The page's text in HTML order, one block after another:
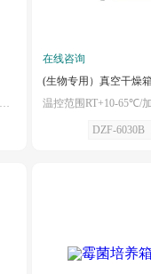
30L/加热器位于箱体内部搁板上/内胆材料为防腐蚀不锈钢材料
在线咨询
(生物专用）真空干燥
DZF-6030B